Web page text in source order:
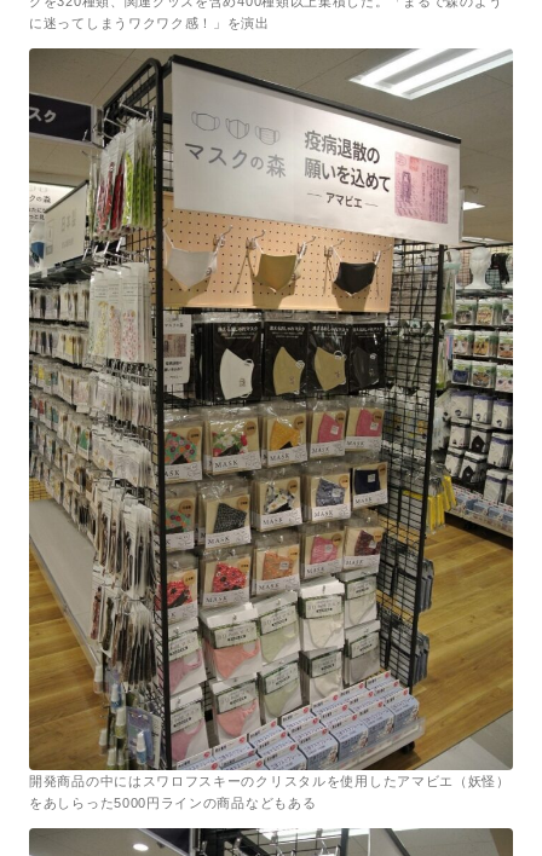
に迷ってしまうワクワク感！」を演出
開発商品の中にはスワロフスキーのクリスタルを使用したアマビエ（妖怪）
をあしらった5000円ラインの商品などもある